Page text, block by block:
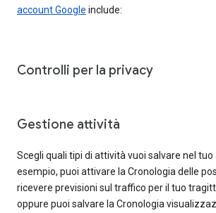
account Google include:
Controlli per la privacy
Gestione attività
Scegli quali tipi di attività vuoi salvare nel tuo
esempio, puoi attivare la Cronologia delle
ricevere previsioni sul traffico per il tuo
oppure puoi salvare la Cronologia